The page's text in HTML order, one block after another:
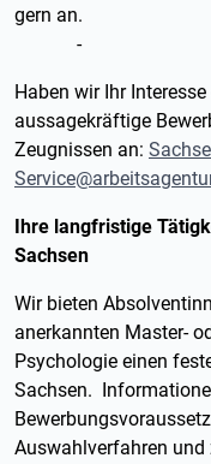
-
Haben wir Ihr
aussagekräftige
Zeugnissen an:
Ihre langfristige
Sachsen
Wir bieten
anerkannten Master-
Psychologie einen
Sachsen.
Auswahlverfahren und